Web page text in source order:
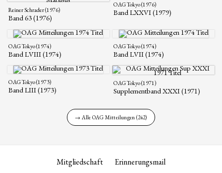
Reiner Schrader (1976)
Band 63 (1976)
OAG Tokyo (1976)
Band LXXVI (1979)
OAG Tokyo (1974)
Band LVIII (1974)
OAG Tokyo (1974)
Band LVII (1974)
OAG Tokyo (1973)
Band LIII (1973)
OAG Tokyo (1971)
Supplementband XXXI (1971)
→ Alle OAG Mitteilungen (242)
Mitgliedschaft Erinnerungsmail